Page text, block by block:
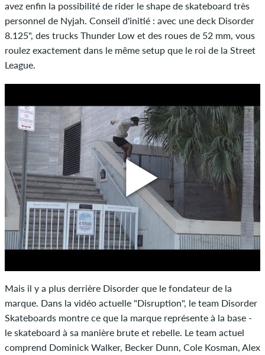
avez enfin la possibilité de rider le shape de skateboard très
personnel de Nyjah. Conseil d'initié : avec une deck Disorder
8.125", des trucks Thunder Low et des roues de 52 mm, vous
roulez exactement dans le même setup que le roi de la Street
League.
Mais il y a plus derrière Disorder que le fondateur de la
marque. Dans la vidéo actuelle "Disruption", le team Disorder
Skateboards montre ce que la marque représente à la base -
le skateboard à sa manière brute et rebelle. Le team actuel
comprend Dominick Walker, Becker Dunn, Cole Kosman, Alex